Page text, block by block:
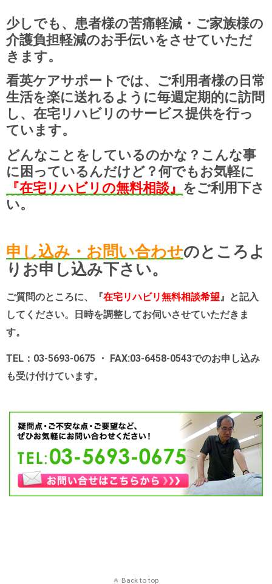
少しでも、患者様の苦痛軽減・ご家族様の
介護負担軽減のお手伝いをさせていただ
きます。
看英ケアサポートでは、ご利用者様の日常
生活を楽に送れるように毎週定期的に訪問
し、在宅リハビリのサービス提供を行っ
ています。
どんなことをしているのかな？こんな事
に困っているんだけど？何でもお気軽に
『在宅リハビリの無料相談』 をご利用下さ
い。
申し込み・お問い合わせのところよ
りお申し込み下さい。
ご質問のところに、『在宅リハビリ無料相談希望』と記入
してください。日時を調整してお伺いさせていただきま
す。
TEL：03-5693-0675 ・ FAX:03-6458-0543でのお申し込み
も受け付けています。
Back to top